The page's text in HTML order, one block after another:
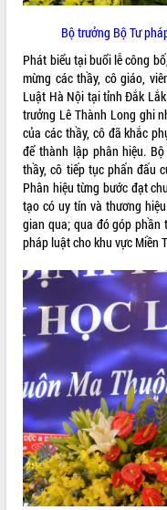
Đắk Lắk công bố Quy hoạch và
tiến đầu tư tỉnh
Ngành cá ngừ Đắk Lắk chủ động
ứng để giữ vững thị trường xuất
Diễn đàn Kinh tế tư nhân Việt
phá cơ chế - Hợp tác công tư
Đề án 06 tạo bước ngoặt đột
cải cách hành chính tỉnh Đắk Lắk
Kết nối tour, đẩy mạnh chuyển
để phát triển du lịch Đắk Lắk
Khởi động Dự án Đầu tư xây
tầng kỹ thuật Cụm công nghiệp
Tiến
Gặp mặt các cơ quan báo chí
niệm 101 năm Ngày Báo chí
mạng Việt Nam
Đắk Lắk sơ kết 4 năm triển khai
hiện Đề án 06 của Chính phủ
Họp báo thông tin về Hội nghị
Quy hoạch và Xúc tiến đầu tư
Lắk
Khơi thông điểm nghẽn, đẩy
giải ngân vốn khắc phục thiên tai
HĐND tỉnh thông qua điều chỉnh
hoạch tỉnh thời kỳ 2021-2030
Bộ trưởng Bộ Tư
Phát biểu tại buổi lễ công
mừng các thầy, cô giáo,
Luật Hà Nội tại tỉnh Đắk
trưởng Lê Thành Long ghi
của các thầy, cô đã khắc
để thành lập phân hiệu.
thầy, cô tiếp tục phấn đấu
Phân hiệu từng bước đạt
tạo có uy tín và thương
gian qua; qua đó góp
pháp luật cho khu vực Miền